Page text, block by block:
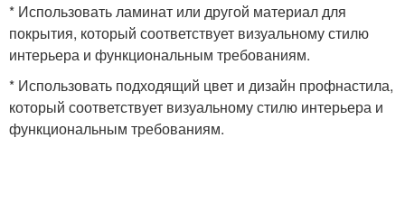
* Использовать ламинат или другой материал для
покрытия, который соответствует визуальному стилю
интерьера и функциональным требованиям.
* Использовать подходящий цвет и дизайн профнастила,
который соответствует визуальному стилю интерьера и
функциональным требованиям.